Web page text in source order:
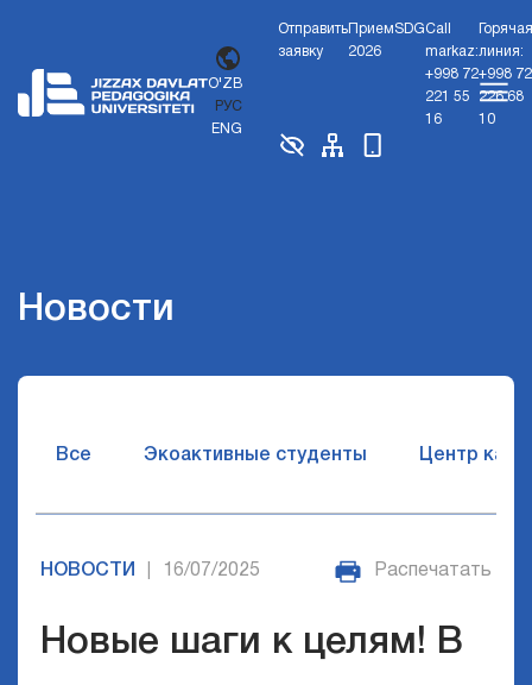
O'ZB
РУС
ENG
Отправить
заявку
Прием
2026
SDGCall
markaz:
+998 72
221 55
16
Горячая
линия:
+998 72
226 68
10
Новости
Все Экоактивные студенты Центр
НОВОСТИ 16/07/2025 Распечатать
Новые шаги к целям! В